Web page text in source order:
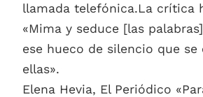
llamada telefónica.La crítica
«Mima y seduce [las
ese hueco de silencio que se
ellas».
Elena Hevia, El Periódico